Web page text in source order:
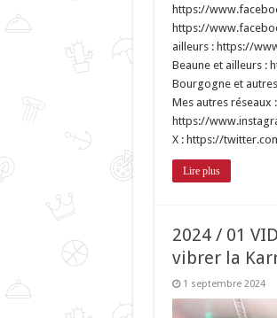
Lire plus
2024 / 01
vibrer la
1 septembre 2024